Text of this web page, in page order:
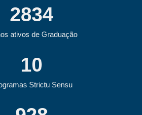
2834
ativos de Graduação
10
Strictu Sensu